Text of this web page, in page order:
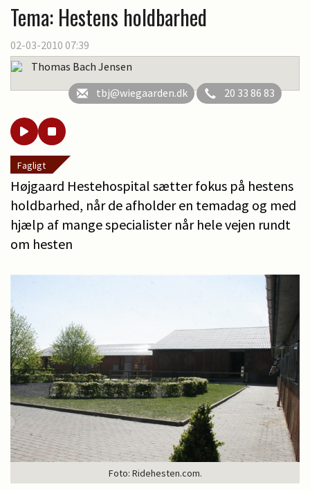
Tema: Hestens holdbarhed
02-03-2010 07:39
Thomas Bach Jensen
tbj@wiegaarden.dk
20 33 86 83
Fagligt
Højgaard Hestehospital sætter fokus på hestens
holdbarhed, når de afholder en temadag og med
hjælp af mange specialister når hele vejen rundt
om hesten
Foto: Ridehesten.com.